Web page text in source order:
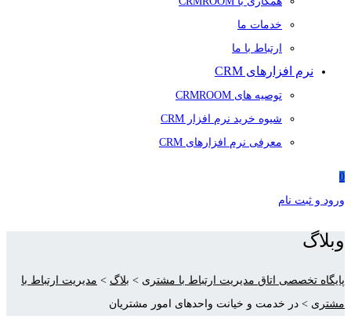
خدمات ما
ارتباط با ما
نرم افزارهای CRM
توصیه های CRMROOM
شیوه خرید نرم افزار CRM
معرفی نرم افزارهای CRM
0
ورود و ثبت نام
وبلاگ
پایگاه تخصصی اتاق مدیریت ارتباط با مشتری > بلاگ > مدیریت ارتباط با
مشتری > در خدمت و خیانت واحدهای امور مشتریان